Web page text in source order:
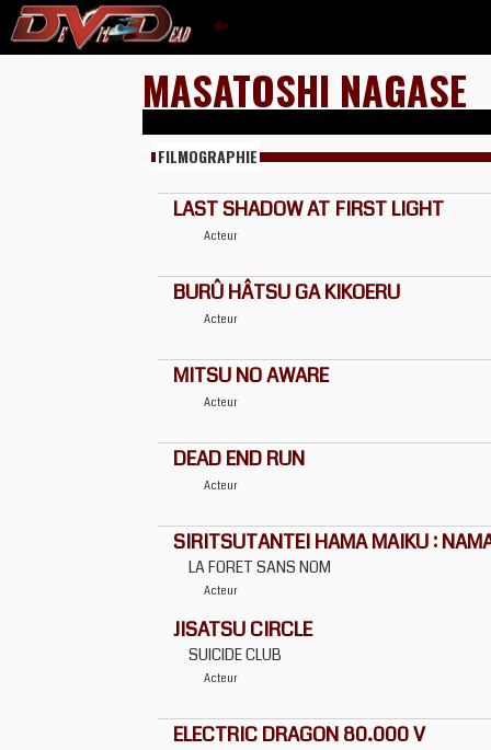
MASATOSHI NAGASE
FILMOGRAPHIE
LAST SHADOW AT FIRST LIGHT
Acteur
BURÛ HÂTSU GA KIKOERU
Acteur
MITSU NO AWARE
Acteur
DEAD END RUN
Acteur
SIRITSUTANTEI HAMA MAIKU :
LA FORET SANS NOM
Acteur
JISATSU CIRCLE
SUICIDE CLUB
Acteur
ELECTRIC DRAGON 80.000 V